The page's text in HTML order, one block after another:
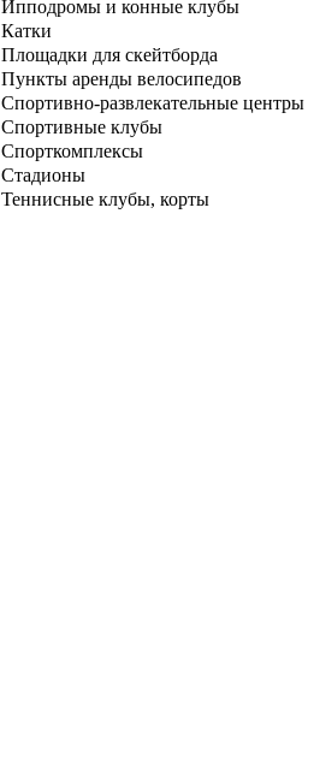
Ипподромы и конные клубы
Катки
Площадки для скейтборда
Пункты аренды велосипедов
Спортивно-развлекательные центры
Спортивные клубы
Спорткомплексы
Стадионы
Теннисные клубы, корты